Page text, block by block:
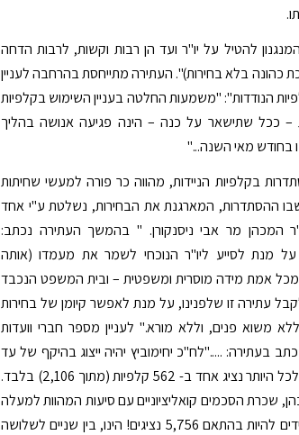
להטיל על יו"ר ועד הן רבות וקשות, לרבות הדחה
כהונה בלא בחירות)". העתירה מתייחסת בהרחבה לעניין
הנודדות": "משמעות החלטה בעניין השימוש בקלפיות
– ככל שתישאר על כנה – הינה פגיעה אנושה בהליך
בחודש מאי השנה..."
בקלפיות הניידות, מהווה כר פורה למעשי שחיתות
שבו ההסתדרות, המארגנת את הבחירות, נשלטת ע"י אחד
המכהן מר אבי ניסנקורן. " בהמשך העתירה נכתב:
מנת לסייע ליו"ר הנוכחי לשמר את מעמדו (אותה
מכל אמת מידה מוסרית ומשפטית – ובית המשפט הנכבד
עתירה זו שלפנינו, על מנת לאפשר קיומן של בחירות
ללא משוא פנים, וללא מורא." לעניין מספר חברי וועדות
בעתירה: ....."לח"כ יחימוביץ יהיה ייצוג בהיקף של עד
8.9% מועדות הקלפי בלבד, היינו לכל היותר נציג אחד ב- 562 קלפיות (מתוך 2,106) בלבד.
שכרת הסכמים קואליציוניים עם סיעות המהוות למעלה
מ- 90% מוועידת ההסתדרות, עתידים להיות בהתאם 5,756 נציגים! הינו, בין שניים לשלושה